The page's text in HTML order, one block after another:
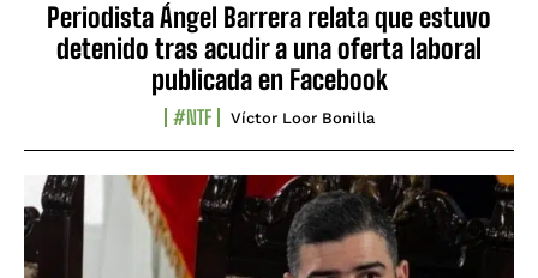
Periodista Ángel Barrera relata que estuvo
detenido tras acudir a una oferta laboral
publicada en Facebook
#NTF Víctor Loor Bonilla